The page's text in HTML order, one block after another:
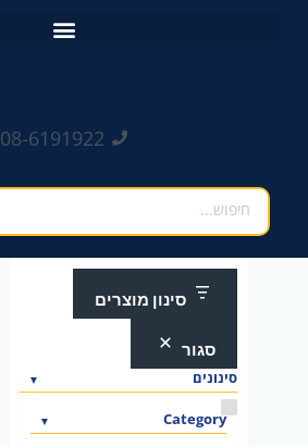
08-6191922
חיפוש
סינון מוצרים
סגור
סינונים
Category
ק